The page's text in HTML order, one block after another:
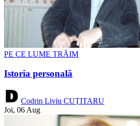
PE CE LUME TRĂIM
Istoria personală
Codrin Liviu CUȚITARU
Joi, 06 Aug